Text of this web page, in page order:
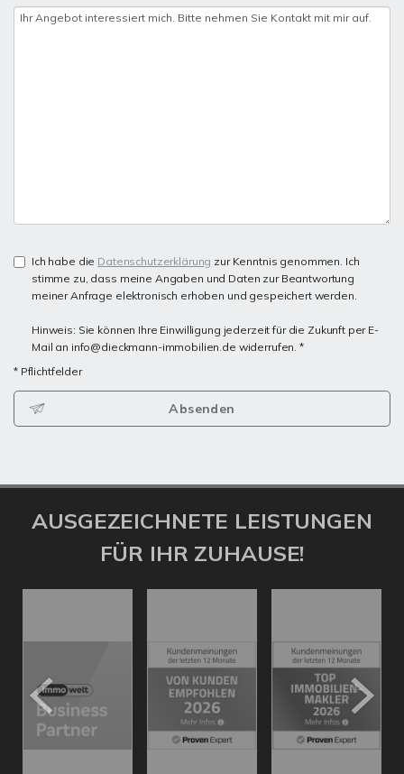
Ich habe die Datenschutzerklärung zur Kenntnis genommen. Ich
stimme zu, dass meine Angaben und Daten zur Beantwortung
meiner Anfrage elektronisch erhoben und gespeichert werden.
Hinweis: Sie können Ihre Einwilligung jederzeit für die Zukunft per E-
Mail an info@dieckmann-immobilien.de widerrufen. *
* Pflichtfelder
Absenden
AUSGEZEICHNETE LEISTUNGEN
FÜR IHR ZUHAUSE!